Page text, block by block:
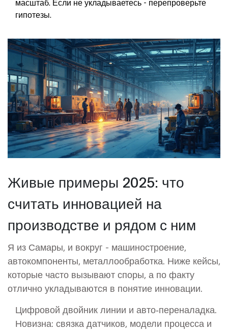
гипотезы.
Живые примеры 2025: что
считать инновацией на
производстве и рядом с ним
Я из Самары, и вокруг - машиностроение,
автокомпоненты, металлообработка. Ниже кейсы,
которые часто вызывают споры, а по факту
отлично укладываются в понятие инновации.
Цифровой двойник линии и авто‑переналадка.
Новизна: связка датчиков, модели процесса и